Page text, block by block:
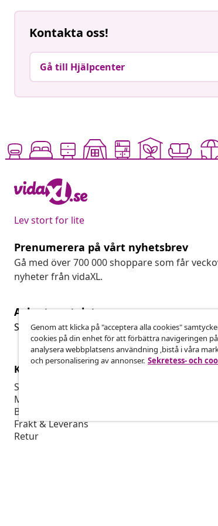
Kontakta oss!
Gå till Hjälpcenter
Lev stort for lite
Prenumerera på vårt nyhetsbrev
Gå med över 700 000 shoppare som får
nyheter från vidaXL.
Avbryta avtalet
Skicka in en begäran om uttag för din
Kundservice
Spåra din beställning
Mitt konto
Betalning
Frakt & Leverans
Retur
Genom att klicka på "acceptera alla cookies"
cookies på din enhet för att förbättra navigeringen
analysera webbplatsens användning ,bistå i våra
och personalisering av annonser. Sekretess- och